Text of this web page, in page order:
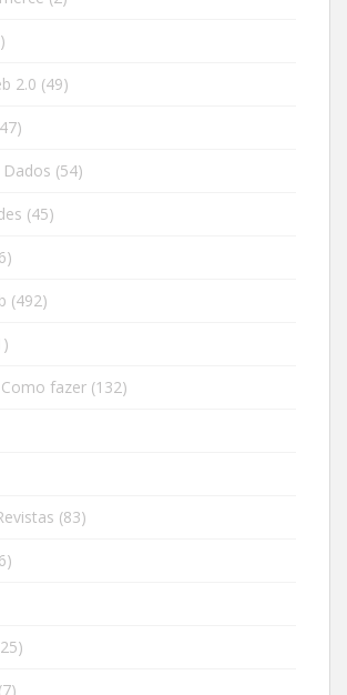
2.0 (49)
(54)
(45)
(492)
fazer (132)
(83)
(7)